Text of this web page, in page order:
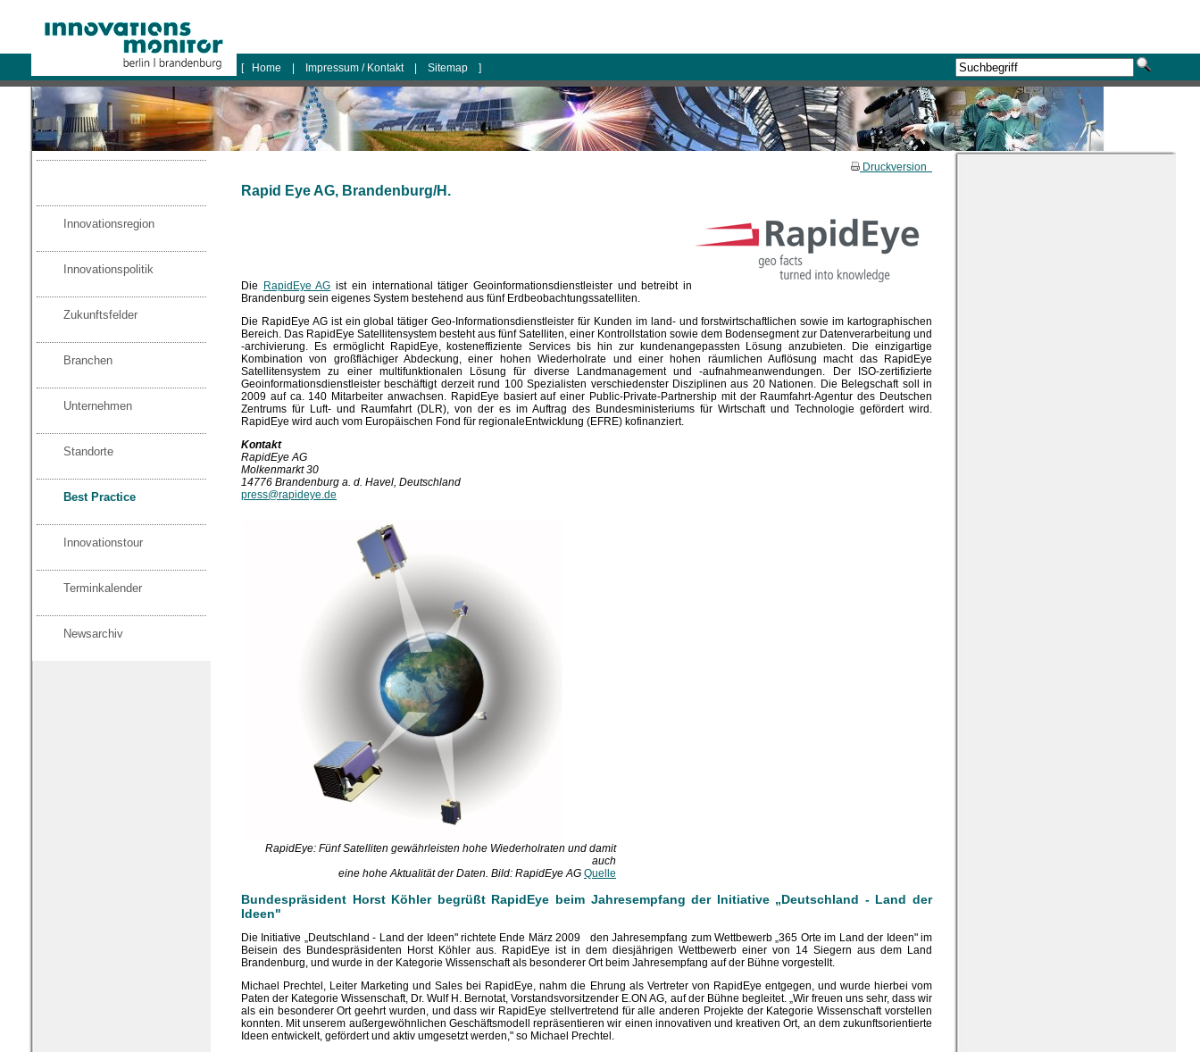
logo
[ Home Impressum / Kontakt Sitemap ]
Innovationsregion
Innovationspolitik
Zukunftsfelder
Branchen
Unternehmen
Standorte
Best Practice
Innovationstour
Terminkalender
Newsarchiv
Druckversion
Rapid Eye AG, Brandenburg/H.
Die RapidEye AG ist ein international tätiger Geoinformationsdienstleister und betreibt in
Brandenburg sein eigenes System bestehend aus fünf Erdbeobachtungssatelliten.
Die RapidEye AG ist ein global tätiger Geo-Informationsdienstleister für Kunden im land- und forstwirtschaftlichen sowie im kartographischen
Bereich. Das RapidEye Satellitensystem besteht aus fünf Satelliten, einer Kontrollstation sowie dem Bodensegment zur Datenverarbeitung und
-archivierung. Es ermöglicht RapidEye, kosteneffiziente Services bis hin zur kundenangepassten Lösung anzubieten. Die einzigartige
Kombination von großflächiger Abdeckung, einer hohen Wiederholrate und einer hohen räumlichen Auflösung macht das RapidEye
Satellitensystem zu einer multifunktionalen Lösung für diverse Landmanagement und -aufnahmeanwendungen. Der ISO-zertifizierte
Geoinformationsdienstleister beschäftigt derzeit rund 100 Spezialisten verschiedenster Disziplinen aus 20 Nationen. Die Belegschaft soll in
2009 auf ca. 140 Mitarbeiter anwachsen. RapidEye basiert auf einer Public-Private-Partnership mit der Raumfahrt-Agentur des Deutschen
Zentrums für Luft- und Raumfahrt (DLR), von der es im Auftrag des Bundesministeriums für Wirtschaft und Technologie gefördert wird.
RapidEye wird auch vom Europäischen Fond für regionaleEntwicklung (EFRE) kofinanziert.
Kontakt
RapidEye AG
Molkenmarkt 30
14776 Brandenburg a. d. Havel, Deutschland
press@rapideye.de
RapidEye: Fünf Satelliten gewährleisten hohe Wiederholraten und damit
auch
eine hohe Aktualität der Daten. Bild: RapidEye AG Quelle
Bundespräsident Horst Köhler begrüßt RapidEye beim Jahresempfang der Initiative „Deutschland - Land der
Ideen"
Die Initiative „Deutschland - Land der Ideen" richtete Ende März 2009 den Jahresempfang zum Wettbewerb „365 Orte im Land der Ideen" im
Beisein des Bundespräsidenten Horst Köhler aus. RapidEye ist in dem diesjährigen Wettbewerb einer von 14 Siegern aus dem Land
Brandenburg, und wurde in der Kategorie Wissenschaft als besonderer Ort beim Jahresempfang auf der Bühne vorgestellt.
Michael Prechtel, Leiter Marketing und Sales bei RapidEye, nahm die Ehrung als Vertreter von RapidEye entgegen, und wurde hierbei vom
Paten der Kategorie Wissenschaft, Dr. Wulf H. Bernotat, Vorstandsvorsitzender E.ON AG, auf der Bühne begleitet. „Wir freuen uns sehr, dass wir
als ein besonderer Ort geehrt wurden, und dass wir RapidEye stellvertretend für alle anderen Projekte der Kategorie Wissenschaft vorstellen
konnten. Mit unserem außergewöhnlichen Geschäftsmodell repräsentieren wir einen innovativen und kreativen Ort, an dem zukunftsorientierte
Ideen entwickelt, gefördert und aktiv umgesetzt werden," so Michael Prechtel.